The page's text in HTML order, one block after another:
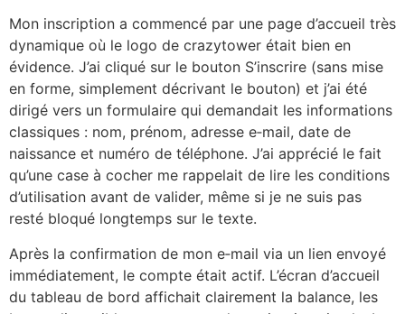
Mon inscription a commencé par une page d’accueil très
dynamique où le logo de crazytower était bien en
évidence. J’ai cliqué sur le bouton S’inscrire (sans mise
en forme, simplement décrivant le bouton) et j’ai été
dirigé vers un formulaire qui demandait les informations
classiques : nom, prénom, adresse e‑mail, date de
naissance et numéro de téléphone. J’ai apprécié le fait
qu’une case à cocher me rappelait de lire les conditions
d’utilisation avant de valider, même si je ne suis pas
resté bloqué longtemps sur le texte.
Après la confirmation de mon e‑mail via un lien envoyé
immédiatement, le compte était actif. L’écran d’accueil
du tableau de bord affichait clairement la balance, les